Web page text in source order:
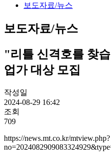
보도자료/뉴스
보도자료/뉴스
"리틀 신격호를 찾
업가 대상 모집
작성일
2024-08-29 16:42
조회
709
https://news.mt.co.kr/mtview.php?